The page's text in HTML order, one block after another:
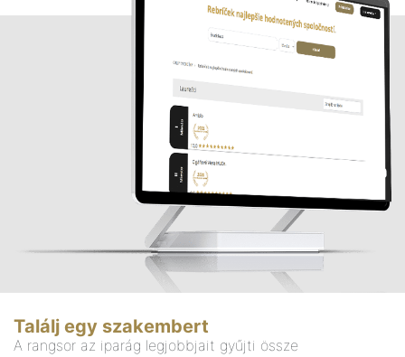
Találj egy szakembert
A rangsor az iparág legjobbjait gyűjti össze